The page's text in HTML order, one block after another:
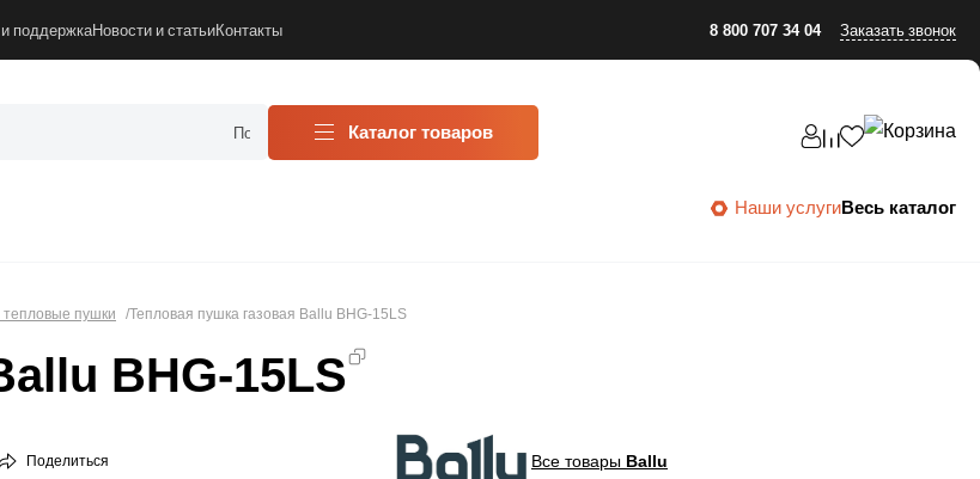
поддержкаНовости и статьиКонтакты 8 800 707 34 04 Заказать звонок
Каталог товаров
Наши услугиВесь каталог
тепловые пушки Тепловая пушка газовая Ballu BHG-15LS
BHG-15LS
Поделиться Все товары Ballu